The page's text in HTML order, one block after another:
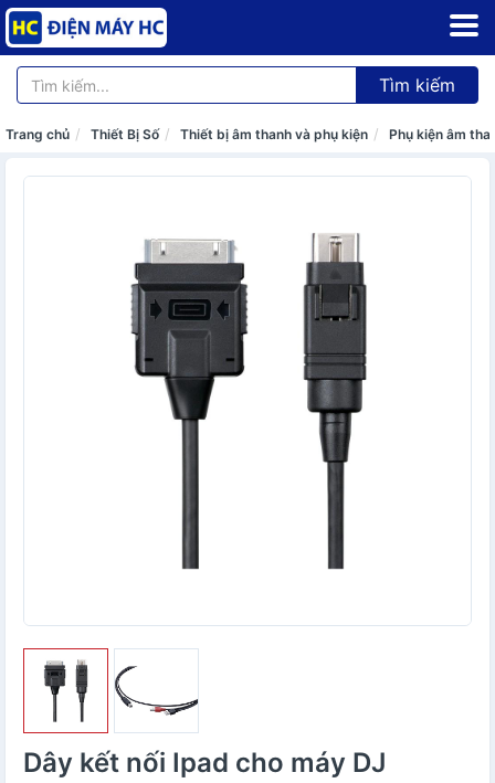
Tìm kiếm
Trang chủ Thiết Bị Số Thiết bị âm thanh và phụ kiện Phụ kiện âm
Dây kết nối Ipad cho máy DJ